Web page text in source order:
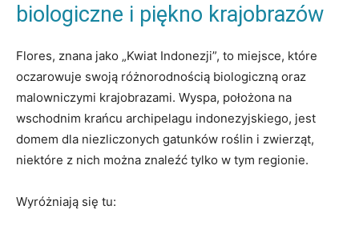
biologiczne‍ i piękno krajobrazów
Flores, znana jako „Kwiat Indonezji”, to miejsce, które
oczarowuje swoją różnorodnością biologiczną⁢ oraz
malowniczymi krajobrazami. Wyspa, położona na
wschodnim⁤ krańcu archipelagu indonezyjskiego, jest
domem ⁢dla niezliczonych gatunków roślin i zwierząt,
niektóre z nich można znaleźć tylko ⁢w tym regionie.
Wyróżniają się tu: